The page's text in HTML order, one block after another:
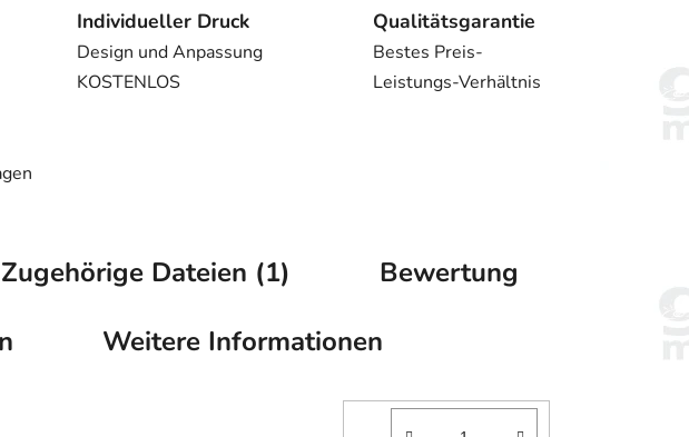
Individueller Druck
Design und Anpassung
KOSTENLOS
Qualitätsgarantie
Bestes Preis-
Leistungs-Verhältnis
Zugehörige Dateien (1)
Bewertung
Weitere Informationen